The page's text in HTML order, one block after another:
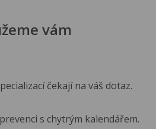
vám
čekají na váš dotaz.
s chytrým kalendářem.